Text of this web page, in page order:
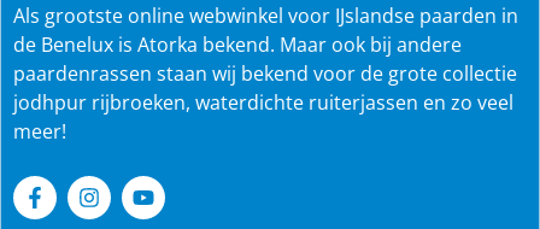
Als grootste online webwinkel voor IJslandse paarden in
de Benelux is Atorka bekend. Maar ook bij andere
paardenrassen staan wij bekend voor de grote collectie
jodhpur rijbroeken, waterdichte ruiterjassen en zo veel
meer!